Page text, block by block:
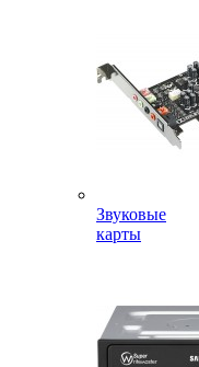
Звуковые
карты